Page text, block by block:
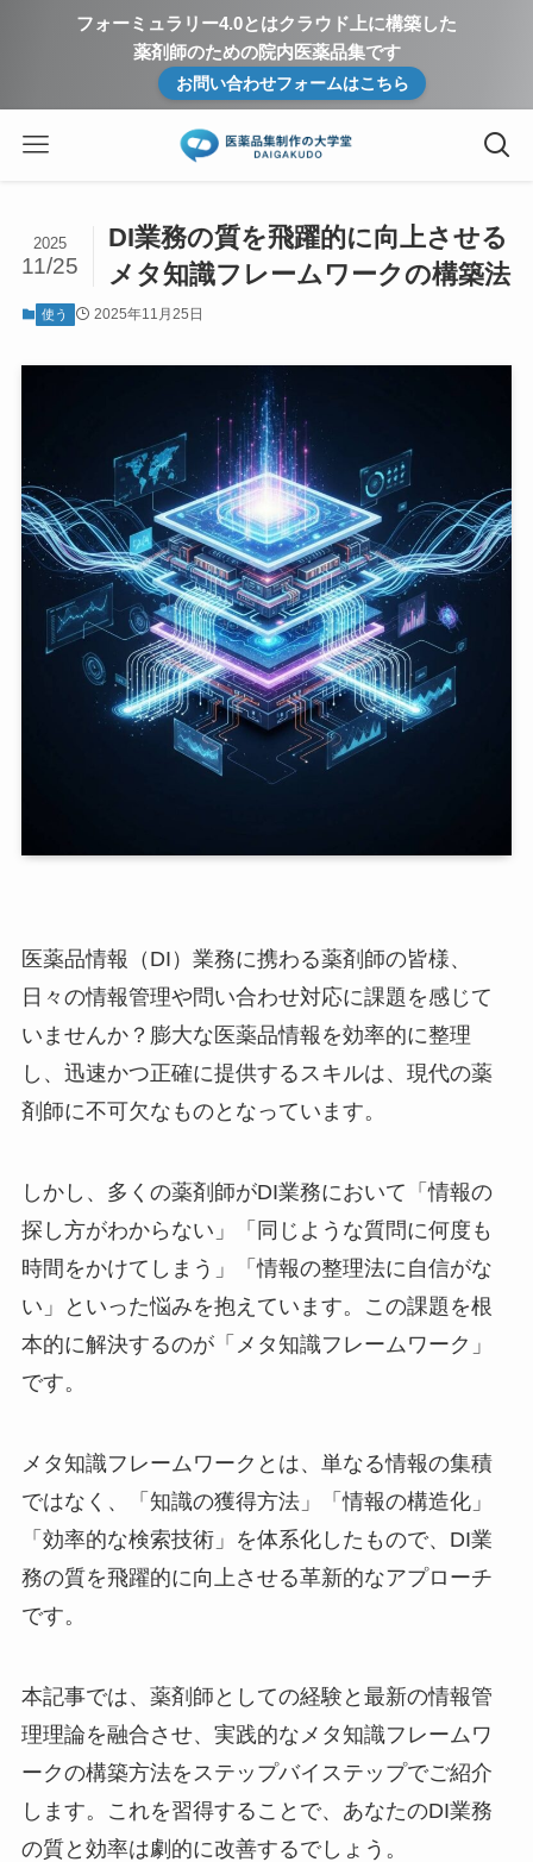
フォーミュラリー4.0とはクラウド上に構築した
薬剤師のための院内医薬品集です
お問い合わせフォームはこちら
DI業務の質を飛躍的に向上させる
メタ知識フレームワークの構築法
2025
11/25
使う 2025年11月25日
医薬品情報（DI）業務に携わる薬剤師の皆様、
日々の情報管理や問い合わせ対応に課題を感じて
いませんか？膨大な医薬品情報を効率的に整理
し、迅速かつ正確に提供するスキルは、現代の薬
剤師に不可欠なものとなっています。
しかし、多くの薬剤師がDI業務において「情報の
探し方がわからない」「同じような質問に何度も
時間をかけてしまう」「情報の整理法に自信がな
い」といった悩みを抱えています。この課題を根
本的に解決するのが「メタ知識フレームワーク」
です。
メタ知識フレームワークとは、単なる情報の集積
ではなく、「知識の獲得方法」「情報の構造化」
「効率的な検索技術」を体系化したもので、DI業
務の質を飛躍的に向上させる革新的なアプローチ
です。
本記事では、薬剤師としての経験と最新の情報管
理理論を融合させ、実践的なメタ知識フレームワ
ークの構築方法をステップバイステップでご紹介
します。これを習得することで、あなたのDI業務
の質と効率は劇的に改善するでしょう。